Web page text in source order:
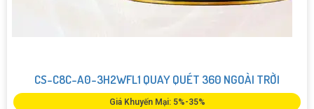
CS-C8C-A0-3H2WFL1 QUAY QUÉT 360 NGOÀI TRỜI
Giá Khuyến Mại: 5%-35%